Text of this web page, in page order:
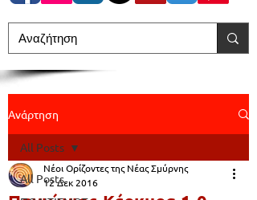
Ανάρτηση
All Posts
All Posts
Νέοι Ορίζοντες της Νέας Σμύρνης
12 Δεκ 2016